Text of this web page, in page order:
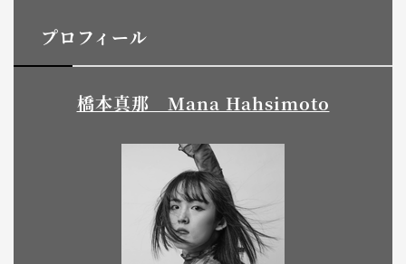
プロフィール
橋本真那 Mana Hahsimoto